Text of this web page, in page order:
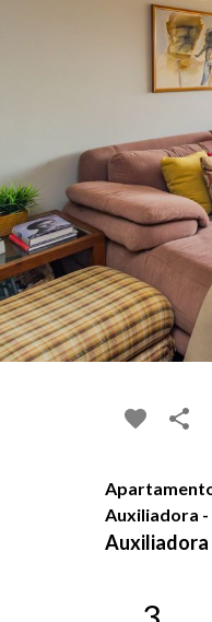
Auxiliadora -
Auxiliadora